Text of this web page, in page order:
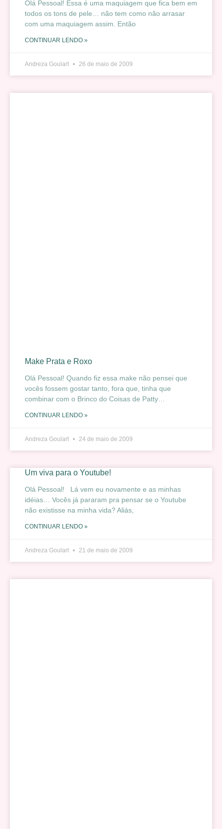
Olá Pessoal! Essa é uma maquiagem que fica bem em
todos os tons de pele… não tem como não arrasar
com uma maquiagem assim. Então
CONTINUAR LENDO »
Andreza Goulart 26 de maio de 2009
Make Prata e Roxo
Olá Pessoal! Quando fiz essa make não pensei que
vocês fossem gostar tanto, fora que, tinha que
combinar com o Brinco do Coisas de Patty…
CONTINUAR LENDO »
Andreza Goulart 24 de maio de 2009
Um viva para o Youtube!
Olá Pessoal! Lá vem eu novamente e as minhas
idéias… Vocês já pararam pra pensar se o Youtube
não existisse na minha vida? Aliás,
CONTINUAR LENDO »
Andreza Goulart 21 de maio de 2009